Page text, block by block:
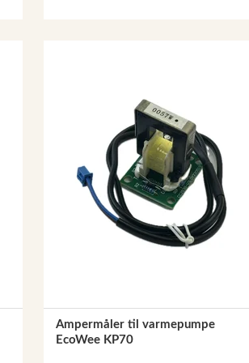
Ampermåler til varmepumpe
EcoWee KP70